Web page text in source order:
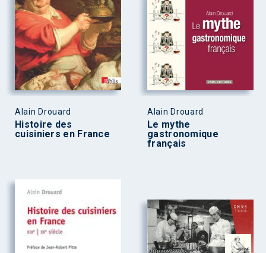
Alain Drouard
Histoire des
cuisiniers en France
Alain Drouard
Le mythe
gastronomique
français